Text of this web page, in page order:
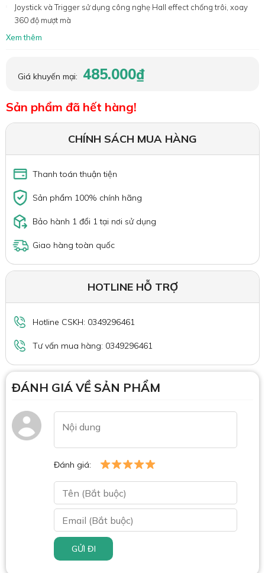
Joystick và Trigger sử dụng công nghẹ Hall effect chống trôi, xoay
360 độ mượt mà
Xem thêm
Giá khuyến mại: 485.000₫
Sản phẩm đã hết hàng!
CHÍNH SÁCH MUA HÀNG
Thanh toán thuận tiện
Sản phẩm 100% chính hãng
Bảo hành 1 đổi 1 tại nơi sử dụng
Giao hàng toàn quốc
HOTLINE HỖ TRỢ
Hotline CSKH: 0349296461
Tư vấn mua hàng: 0349296461
ĐÁNH GIÁ VỀ SẢN PHẨM
Đánh giá:
GỬI ĐI